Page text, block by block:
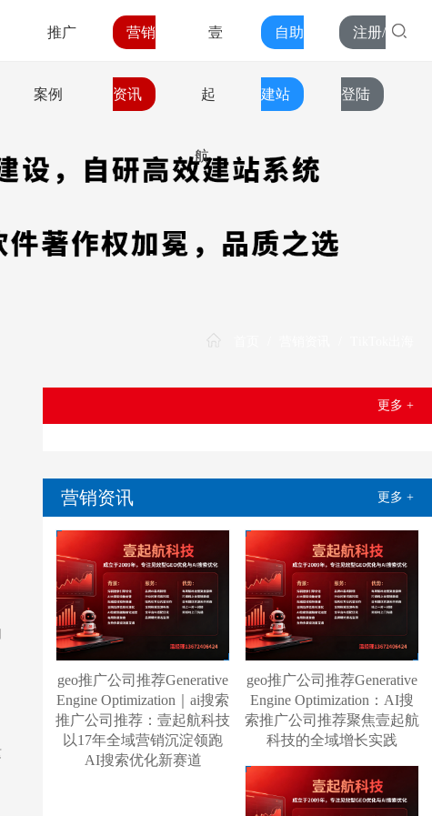
推广
案例
营销
资讯
壹
起
航
自助
建站
注册/
登陆
更多 +
营销资讯 更多 +
geo推广公司推荐Generative
Engine Optimization｜ai搜索
推广公司推荐：壹起航科技
以17年全域营销沉淀领跑
AI搜索优化新赛道
geo推广公司推荐Generative
Engine Optimization：AI搜
索推广公司推荐聚焦壹起航
科技的全域增长实践